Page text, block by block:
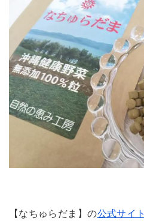
【なちゅらだま】の公式サイト